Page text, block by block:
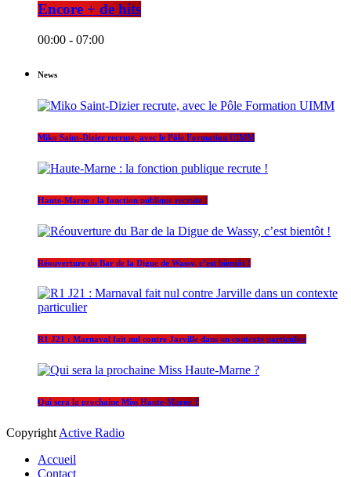
Encore + de hits
00:00 - 07:00
News
Miko Saint-Dizier recrute, avec le Pôle Formation UIMM
Haute-Marne : la fonction publique recrute !
Réouverture du Bar de la Digue de Wassy, c’est bientôt !
R1 J21 : Marnaval fait nul contre Jarville dans un contexte particulier
Qui sera la prochaine Miss Haute-Marne ?
Copyright Active Radio
Accueil
Contact